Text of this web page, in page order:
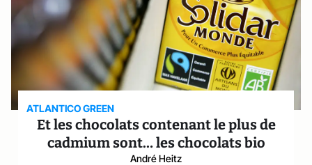
ATLANTICO GREEN
Et les chocolats contenant le plus de
cadmium sont… les chocolats bio
André Heitz